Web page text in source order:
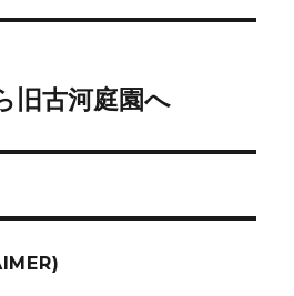
旧古河庭園へ